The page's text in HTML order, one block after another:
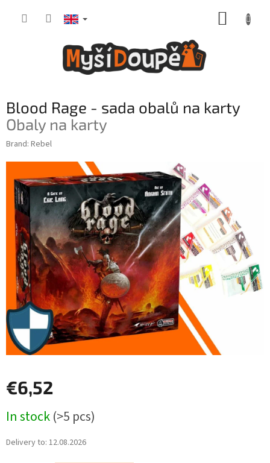
Blood Rage - sada obalů na karty
Obaly na karty
Brand: Rebel
€6,52
price:
In stock(>5 pcs)
Delivery to: 12.08.2026